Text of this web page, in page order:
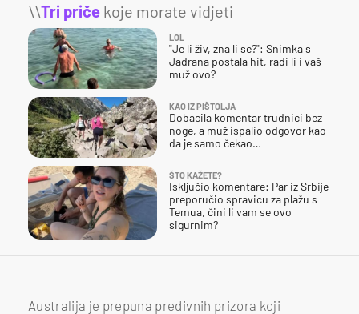
\\Tri priče koje morate vidjeti
LOL
"Je li živ, zna li se?": Snimka s
Jadrana postala hit, radi li i vaš
muž ovo?
KAO IZ PIŠTOLJA
Dobacila komentar trudnici bez
noge, a muž ispalio odgovor kao
da je samo čekao…
ŠTO KAŽETE?
Isključio komentare: Par iz Srbije
preporučio spravicu za plažu s
Temua, čini li vam se ovo
sigurnim?
Australija je prepuna predivnih prizora koji